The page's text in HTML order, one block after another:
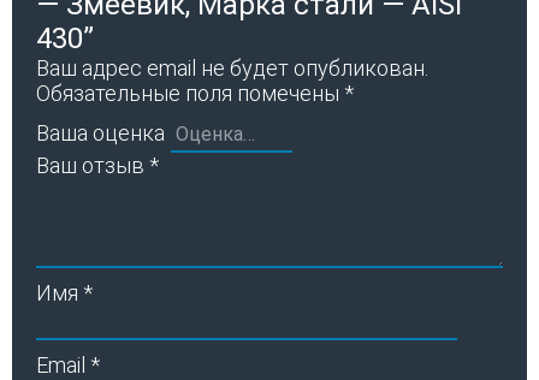
430”
Ваш адрес email не будет опубликован.
Обязательные поля помечены *
Ваша оценка
Ваш отзыв *
Имя *
Email *